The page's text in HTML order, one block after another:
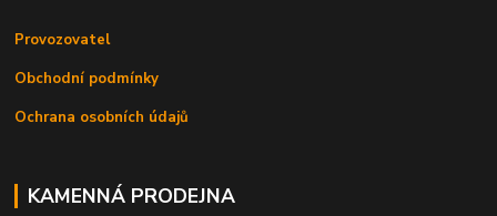
Provozovatel
Obchodní podmínky
Ochrana osobních údajů
KAMENNÁ PRODEJNA